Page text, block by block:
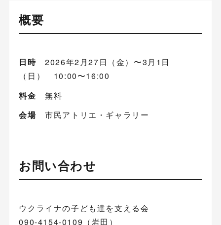
概要
日時 2026年2月27日（金）〜3月1日
（日） 10:00〜16:00
料金 無料
会場 市民アトリエ・ギャラリー
お問い合わせ
ウクライナの子ども達を支える会
090-4154-0109（岩田）